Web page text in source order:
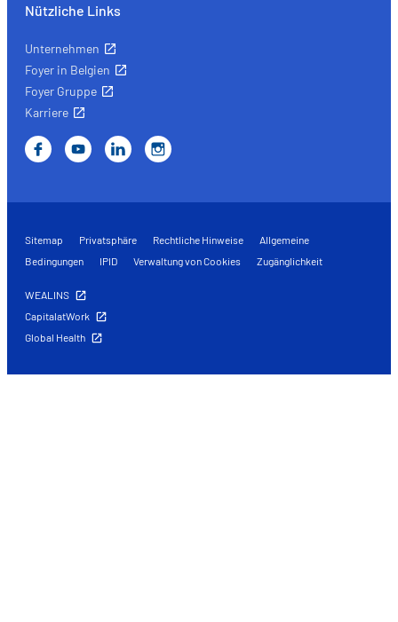
Nützliche Links
Unternehmen
Foyer in Belgien
Foyer Gruppe
Karriere
Sitemap Privatsphäre Rechtliche Hinweise
Allgemeine
Bedingungen
IPID Verwaltung von Cookies Zugänglichkeit
WEALINS
CapitalatWork
Global Health